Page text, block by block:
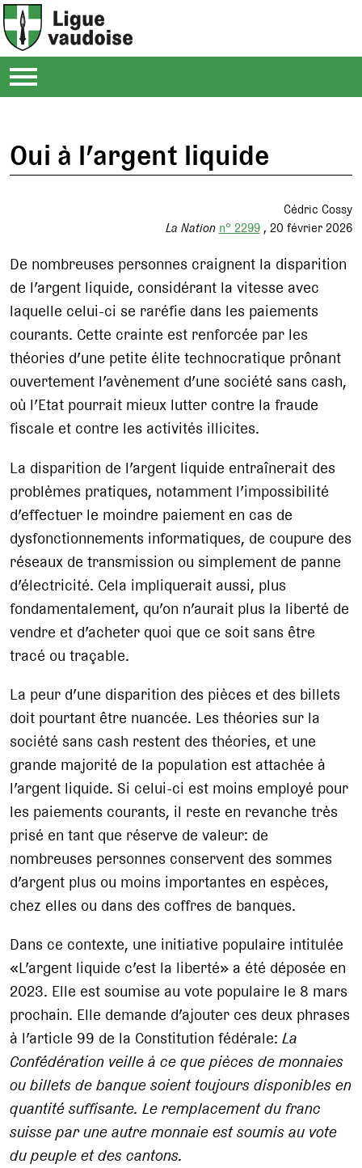
Oui à l’argent liquide
Cédric Cossy
La Nation n° 2299 20 février 2026
De nombreuses personnes craignent la disparition
de l’argent liquide, considérant la vitesse avec
laquelle celui-ci se raréfie dans les paiements
courants. Cette crainte est renforcée par les
théories d’une petite élite technocratique prônant
ouvertement l’avènement d’une société sans cash,
où l’Etat pourrait mieux lutter contre la fraude
fiscale et contre les activités illicites.
La disparition de l’argent liquide entraînerait des
problèmes pratiques, notamment l’impossibilité
d’effectuer le moindre paiement en cas de
dysfonctionnements informatiques, de coupure des
réseaux de transmission ou simplement de panne
d’électricité. Cela impliquerait aussi, plus
fondamentalement, qu’on n’aurait plus la liberté de
vendre et d’acheter quoi que ce soit sans être
tracé ou traçable.
La peur d’une disparition des pièces et des billets
doit pourtant être nuancée. Les théories sur la
société sans cash restent des théories, et une
grande majorité de la population est attachée à
l’argent liquide. Si celui-ci est moins employé pour
les paiements courants, il reste en revanche très
prisé en tant que réserve de valeur: de
nombreuses personnes conservent des sommes
d’argent plus ou moins importantes en espèces,
chez elles ou dans des coffres de banques.
Dans ce contexte, une initiative populaire intitulée
«L’argent liquide c’est la liberté» a été déposée en
2023. Elle est soumise au vote populaire le 8 mars
prochain. Elle demande d’ajouter ces deux phrases
à l’article 99 de la Constitution fédérale:La
Confédération veille à ce que pièces de monnaies
ou billets de banque soient toujours disponibles en
quantité suffisante. Le remplacement du franc
suisse par une autre monnaie est soumis au vote
du peuple et des cantons.